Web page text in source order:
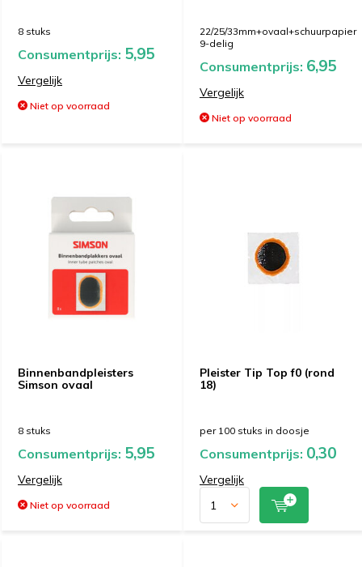
8 stuks
Consumentprijs: 5,95
Vergelijk
Niet op voorraad
22/25/33mm+ovaal+schuurpapier
9-delig
Consumentprijs: 6,95
Vergelijk
Niet op voorraad
Binnenbandpleisters
Simson ovaal
8 stuks
Consumentprijs: 5,95
Vergelijk
Niet op voorraad
Pleister Tip Top f0 (rond
18)
per 100 stuks in doosje
Consumentprijs: 0,30
Vergelijk